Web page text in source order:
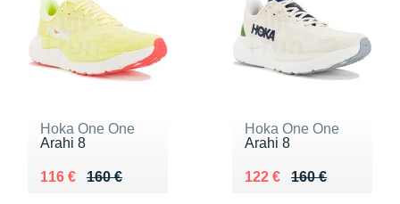
Hoka One One
Arahi 8
160 €
Au lieu de 160 €
116 €
Vendu 116 €
Hoka One One
Arahi 8
160 €
Au lieu de 160 €
122 €
Vendu 122 €